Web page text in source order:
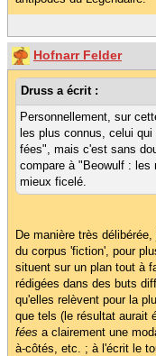
Hofnarr Felder
Druss a écrit :
Personnellement, sur
les plus connus, celui
fées", mais c'est sans
compare à "Beowulf :
mieux ficelé.
De manière très
du corpus 'fiction', pour
situent sur un plan tout à
rédigées dans des buts
qu'elles relèvent pour la
que tels (le résultat aurait
fées a clairement une
à-côtés, etc. ; à l'écrit le